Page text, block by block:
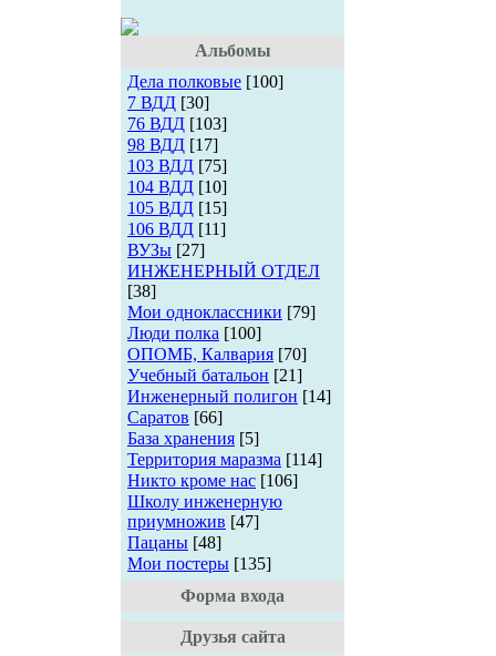
Альбомы
Дела полковые [100]
7 ВДД [30]
76 ВДД [103]
98 ВДД [17]
103 ВДД [75]
104 ВДД [10]
105 ВДД [15]
106 ВДД [11]
ВУЗы [27]
ИНЖЕНЕРНЫЙ ОТДЕЛ
[38]
Мои одноклассники [79]
Люди полка [100]
ОПОМБ, Калвария [70]
Учебный батальон [21]
Инженерный полигон [14]
Саратов [66]
База хранения [5]
Территория маразма [114]
Никто кроме нас [106]
Школу инженерную
приумножив [47]
Пацаны [48]
Мои постеры [135]
Форма входа
Друзья сайта